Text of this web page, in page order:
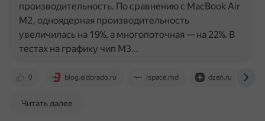
0 blog.eldorado.ru ispace.md dzen.ru
производительность. По сравнению с MacBook Air
M2, одноядерная производительность
увеличилась на 19%, а многопоточная — на 22%. В
тестах на графику чип M3…
Читать далее